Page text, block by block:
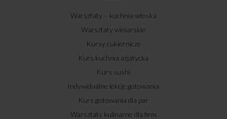
Warsztaty – kuchnia włoska
Warsztaty winiarskie
Kursy cukiernicze
Kurs kuchnia azjatycka
Kurs sushi
Indywidualne lekcje gotowania
Kurs gotowania dla par
Warsztaty kulinarne dla firm